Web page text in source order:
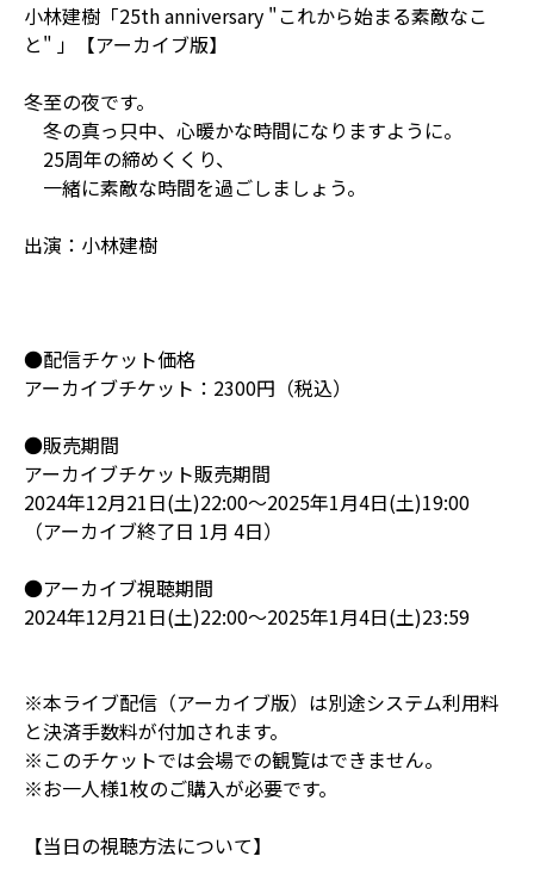
小林建樹「25th anniversary "これから始まる素敵なこ
と" 」【アーカイブ版】
冬至の夜です。
冬の真っ只中、心暖かな時間になりますように。
25周年の締めくくり、
一緒に素敵な時間を過ごしましょう。
出演：小林建樹
●配信チケット価格
アーカイブチケット：2300円（税込）
●販売期間
アーカイブチケット販売期間
2024年12月21日(土)22:00～2025年1月4日(土)19:00
（アーカイブ終了日 1月 4日）
●アーカイブ視聴期間
2024年12月21日(土)22:00～2025年1月4日(土)23:59
※本ライブ配信（アーカイブ版）は別途システム利用料
と決済手数料が付加されます。
※このチケットでは会場での観覧はできません。
※お一人様1枚のご購入が必要です。
【当日の視聴方法について】